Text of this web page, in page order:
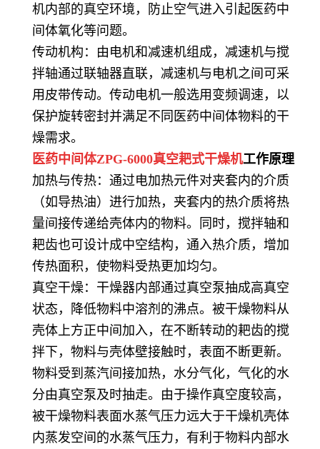
机内部的真空环境，防止空气进入引起医药中
间体氧化等问题。
传动机构：由电机和减速机组成，减速机与搅
拌轴通过联轴器直联，减速机与电机之间可采
用皮带传动。传动电机一般选用变频调速，以
保护旋转密封并满足不同医药中间体物料的干
燥需求。
医药中间体ZPG-6000真空耙式干燥机工作原理
加热与传热：通过电加热元件对夹套内的介质
（如导热油）进行加热，夹套内的热介质将热
量间接传递给壳体内的物料。同时，搅拌轴和
耙齿也可设计成中空结构，通入热介质，增加
传热面积，使物料受热更加均匀。
真空干燥：干燥器内部通过真空泵抽成高真空
状态，降低物料中溶剂的沸点。被干燥物料从
壳体上方正中间加入，在不断转动的耙齿的搅
拌下，物料与壳体壁接触时，表面不断更新。
物料受到蒸汽间接加热，水分气化，气化的水
分由真空泵及时抽走。由于操作真空度较高，
被干燥物料表面水蒸气压力远大于干燥机壳体
内蒸发空间的水蒸气压力，有利于物料内部水